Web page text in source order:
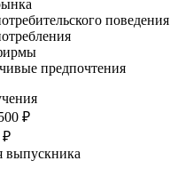
поведения
предпочтения
₽
₽
выпускника